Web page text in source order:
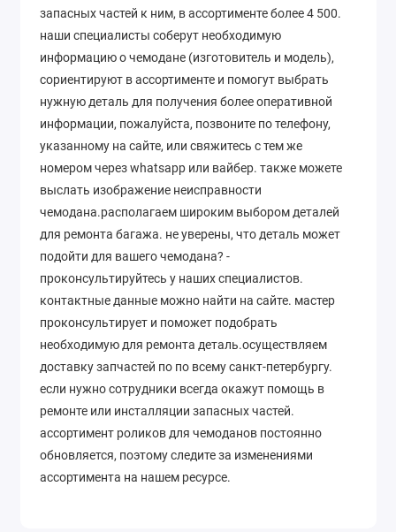
запасных частей к ним, в ассортименте более 4 500.
наши специалисты соберут необходимую
информацию о чемодане (изготовитель и модель),
сориентируют в ассортименте и помогут выбрать
нужную деталь для получения более оперативной
информации, пожалуйста, позвоните по телефону,
указанному на сайте, или свяжитесь с тем же
номером через whatsapp или вайбер. также можете
выслать изображение неисправности
чемодана.располагаем широким выбором деталей
для ремонта багажа. не уверены, что деталь может
подойти для вашего чемодана? -
проконсультируйтесь у наших специалистов.
контактные данные можно найти на сайте. мастер
проконсультирует и поможет подобрать
необходимую для ремонта деталь.осуществляем
доставку запчастей по по всему санкт-петербургу.
если нужно сотрудники всегда окажут помощь в
ремонте или инсталляции запасных частей.
ассортимент роликов для чемоданов постоянно
обновляется, поэтому следите за изменениями
ассортимента на нашем ресурсе.